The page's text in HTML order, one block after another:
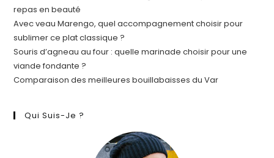
repas en beauté
Avec veau Marengo, quel accompagnement choisir pour
sublimer ce plat classique ?
Souris d’agneau au four : quelle marinade choisir pour une
viande fondante ?
Comparaison des meilleures bouillabaisses du Var
Qui Suis-Je ?